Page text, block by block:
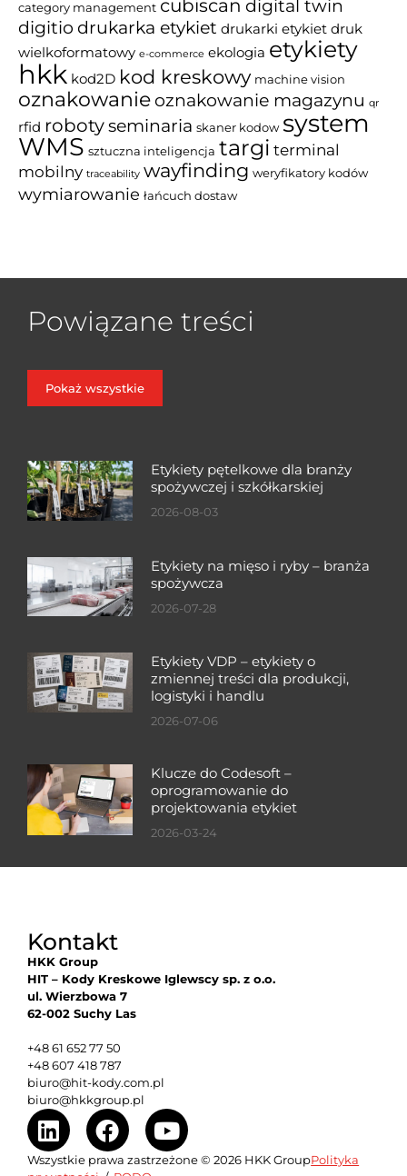
category management cubiscan digital twin
digitio drukarka etykiet drukarki etykiet druk
wielkoformatowy e-commerce ekologia etykiety
hkk kod2D kod kreskowy machine vision
oznakowanie oznakowanie magazynu qr
rfid robotyseminaria skaner kodow system
WMS sztuczna inteligencja targi terminal
mobilny traceability wayfinding weryfikatory kodów
wymiarowanie łańcuch dostaw
Powiązane treści
Pokaż wszystkie
Etykiety pętelkowe dla branży
spożywczej i szkółkarskiej
2026-08-03
Etykiety na mięso i ryby – branża
spożywcza
2026-07-28
Etykiety VDP – etykiety o
zmiennej treści dla produkcji,
logistyki i handlu
2026-07-06
Klucze do Codesoft –
oprogramowanie do
projektowania etykiet
2026-03-24
Kontakt
HKK Group
HIT – Kody Kreskowe Iglewscy sp. z o.o.
ul. Wierzbowa 7
62-002 Suchy Las
+48 61 652 77 50
+48 607 418 787
biuro@hit-kody.com.pl
biuro@hkkgroup.pl
Wszystkie prawa zastrzeżone © 2026 HKK GroupPolityka